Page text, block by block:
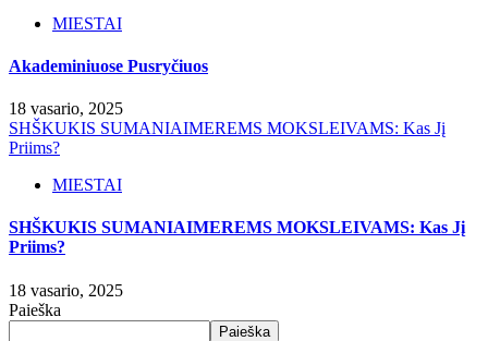
MIESTAI
Akademiniuose Pusryčiuos
18 vasario, 2025
SHŠKUKIS SUMANIAIMEREMS MOKSLEIVAMS: Kas Jį
Priims?
MIESTAI
SHŠKUKIS SUMANIAIMEREMS MOKSLEIVAMS: Kas Jį
Priims?
18 vasario, 2025
Paieška
Paieška